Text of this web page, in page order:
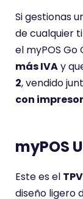
Si gestionas
de cualquier
el myPOS
más IVAy
2, vendido
con
myPOS
Este es el
diseño ligero